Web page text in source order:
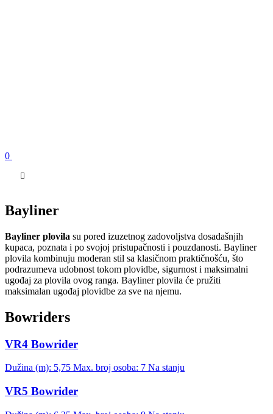
0
Bayliner
Bayliner plovila su pored izuzetnog zadovoljstva dosadašnjih
kupaca, poznata i po svojoj pristupačnosti i pouzdanosti. Bayliner
plovila kombinuju moderan stil sa klasičnom praktičnošću, što
podrazumeva udobnost tokom plovidbe, sigurnost i maksimalni
ugođaj za plovila ovog ranga. Bayliner plovila će pružiti
maksimalan ugođaj plovidbe za sve na njemu.
Bowriders
VR4 Bowrider
Dužina (m): 5,75 Max. broj osoba: 7 Na stanju
VR5 Bowrider